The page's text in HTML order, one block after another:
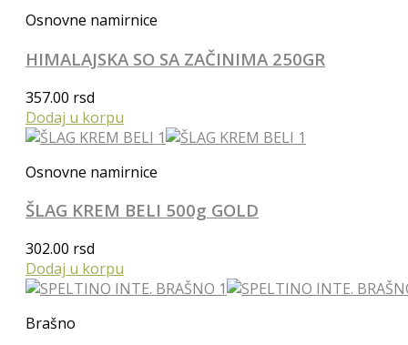
Osnovne namirnice
HIMALAJSKA SO SA ZAČINIMA 250GR
357.00 rsd
Dodaj u korpu
Osnovne namirnice
ŠLAG KREM BELI 500g GOLD
302.00 rsd
Dodaj u korpu
Brašno